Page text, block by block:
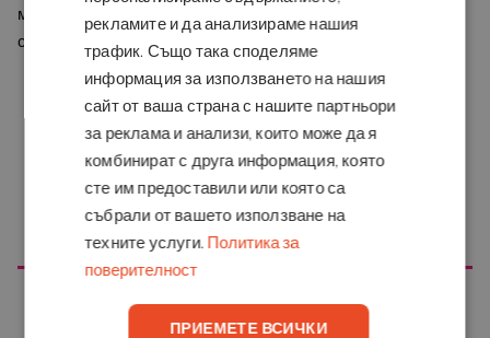
местоположение от това на сайта. Моля, потвърдете кой
сайт желаете да посетите
ОТИДИ НА COPYKREA USA
максимално ниво на персонализация. Прионлайн печат
на PDF документв черно-бяло можеш да избереш:
Размер на хартията : A3, A4 или A5.
Тип хартия: стандартна 80 г, висококачествена 100 г и
картон 300 г.
Завършеци: свободни листове, телбод, спирално
подвързване с цветни корици и спирала, или
ламиниране.
Ориентация: избери как искаш да се чете документът.
Тип печат: едностранно или двустранно.
КАК РАБОТИ УСЛУГАТА
рекламите и да анализираме нашия
трафик. Също така споделяме
информация за използването на нашия
сайт от ваша страна с нашите партньори
за реклама и анализи, които може да я
комбинират с друга информация, която
сте им предоставили или която са
събрали от вашето използване на
техните услуги. Политика за
поверителност
ПРИЕМЕТЕ ВСИЧКИ